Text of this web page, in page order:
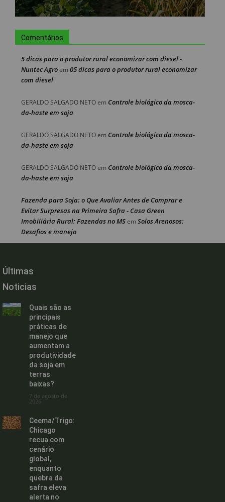
Comentários
5 dicas para o produtor rural economizar com diesel -
Nuntec Agroem 05 dicas para o produtor rural economizar
com diesel
GERALDO SALGADO NETOem Controle biológico da mosca-
da-haste em soja
GERALDO SALGADO NETOem Controle biológico da mosca-
da-haste em soja
GERALDO SALGADO NETOem Controle biológico da mosca-
da-haste em soja
Fazenda para Soja: o Que Avaliar Antes de Comprar e
Evitar Surpresas na Primeira Safra - Casa Green
Imobiliária Rural: Fazendas no MSem Solos Arenosos:
Desafios e manejo
Últimas
Noticias
Quais são as
principais
práticas de
manejo que
aumentam a
produtividade
da soja em
terras
baixas?
7 de agosto de
2026
Ceema/Trigo:
Chicago
recua com
cenário
global,
enquanto
quebra da
safra eleva
alerta no